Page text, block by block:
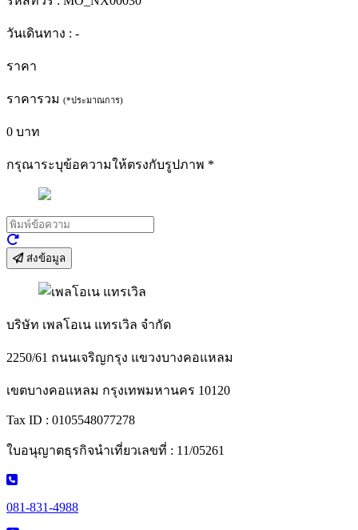
วันเดินทาง : -
ราคา
ราคารวม (*ประมาณการ)
0 บาท
กรุณาระบุข้อความให้ตรงกับรูปภาพ *
ส่งข้อมูล
บริษัท เพลโอเน แทรเวิล จำกัด
2250/61 ถนนเจริญกรุง แขวงบางคอแหลม
เขตบางคอแหลม กรุงเทพมหานคร 10120
Tax ID : 0105548077278
ใบอนุญาตธุรกิจนำเที่ยวเลขที่ : 11/05261
081-831-4988